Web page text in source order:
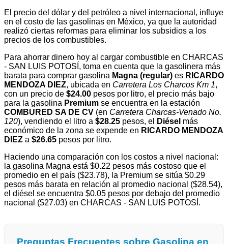
El precio del dólar y del petróleo a nivel internacional, influye
en el costo de las gasolinas en México, ya que la autoridad
realizó ciertas reformas para eliminar los subsidios a los
precios de los combustibles.
Para ahorrar dinero hoy al cargar combustible en CHARCAS
- SAN LUIS POTOSÍ, toma en cuenta que la gasolinera más
barata para comprar gasolina Magna (regular) es RICARDO
MENDOZA DIEZ, ubicada en Carretera Los Charcos Km 1,
con un precio de $24.00 pesos por litro, el precio más bajo
para la gasolina Premium se encuentra en la estación
COMBURED SA DE CV (en Carretera Charcas-Venado No.
120), vendiendo el litro a $28.25 pesos, el Diésel más
económico de la zona se expende en RICARDO MENDOZA
DIEZ a $26.65 pesos por litro.
Haciendo una comparación con los costos a nivel nacional:
la gasolina Magna está $0.22 pesos más costoso que el
promedio en el país ($23.78), la Premium se sitúa $0.29
pesos más barata en relación al promedio nacional ($28.54),
el diésel se encuentra $0.05 pesos por debajo del promedio
nacional ($27.03) en CHARCAS - SAN LUIS POTOSÍ.
Preguntas Frecuentes sobre Gasolina en